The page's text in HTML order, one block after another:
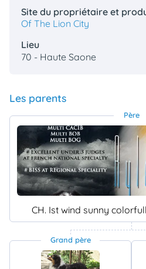
Site du propriétaire et
Of The Lion City
Lieu
70 - Haute Saone
Les parents
Père
CH. Ist wind sunny
Grand père